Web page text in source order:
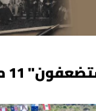
من يهود لبنان